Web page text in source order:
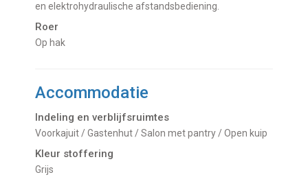
en elektrohydraulische afstandsbediening.
Roer
Op hak
Accommodatie
Indeling en verblijfsruimtes
Voorkajuit / Gastenhut / Salon met pantry / Open kuip
Kleur stoffering
Grijs